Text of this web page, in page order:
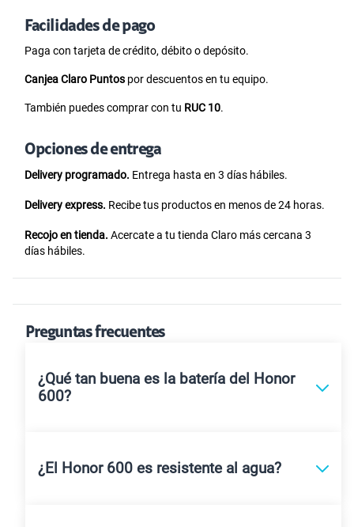
Facilidades de pago
Paga con tarjeta de crédito, débito o depósito.
Canjea Claro Puntos por descuentos en tu equipo.
También puedes comprar con tu RUC 10.
Opciones de entrega
Delivery programado. Entrega hasta en 3 días hábiles.
Delivery express. Recibe tus productos en menos de 24 horas.
Recojo en tienda. Acercate a tu tienda Claro más cercana 3
días hábiles.
Preguntas frecuentes
¿Qué tan buena es la batería del Honor
600?
¿El Honor 600 es resistente al agua?